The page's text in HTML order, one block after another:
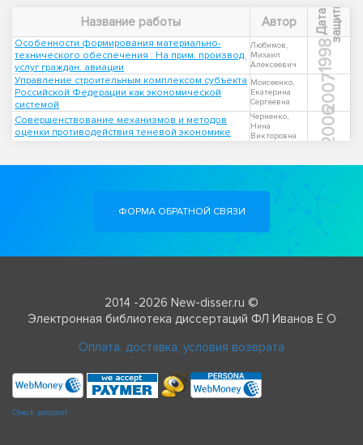
Название работы Автор Д
а
т
а
з
а
щ
и
т ы
Особенности формирования материально-
технического обеспечения : На прим. производ.
услуг граждан. авиации
Любимов,
Михаил
Алексеевич
1998
Управление строительным комплексом субъекта
Российской Федерации как экономической
системой
Моисеенко,
Екатерина
Сергеевна
2007
Совершенствование механизмов и методов
оценки противодействия теневой экономике
Черненко,
Нина
Викторовна
2006
ФОРМА ОБРАТНОЙ СВЯЗИ
2014 -2026 New-disser.ru ©
Электронная библиотека диссертаций ФЛ Иванов Е О
Оплата, доставка, условия возврата
Check passport